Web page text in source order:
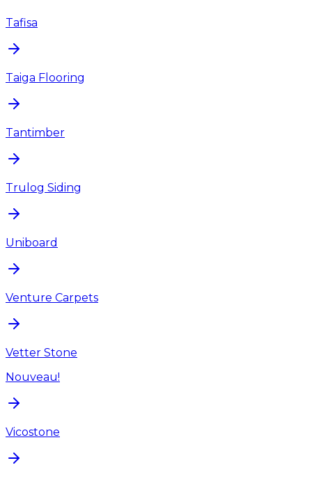
Tafisa
Taiga Flooring
Tantimber
Trulog Siding
Uniboard
Venture Carpets
Vetter Stone
Nouveau!
Vicostone